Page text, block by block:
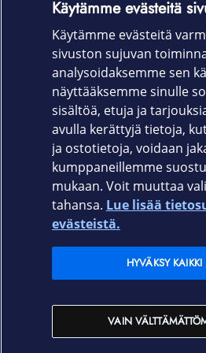
161 g
Takuu
24 kk
Elisa.fi
Elisa Oyj
Yhteystiedot
Käytämme evästeitä
Käytämme evästeitä
sivuston sujuvan
analysoidaksemme sen
näyttääksemme sinulle
sisältöä, etuja ja
avulla kerättyjä tietoja,
ja ostotietoja, voidaan
kumppaneillemme
mukaan. Voit muuttaa
tahansa. Lue lisää
evästeistä.
VAIN
HYVÄKSY KAIKKI